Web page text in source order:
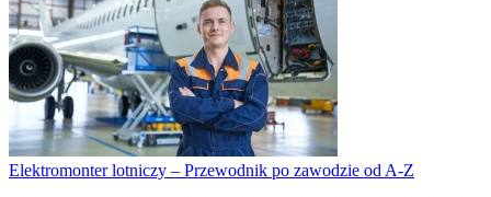
Elektromonter lotniczy – Przewodnik po zawodzie od A-Z